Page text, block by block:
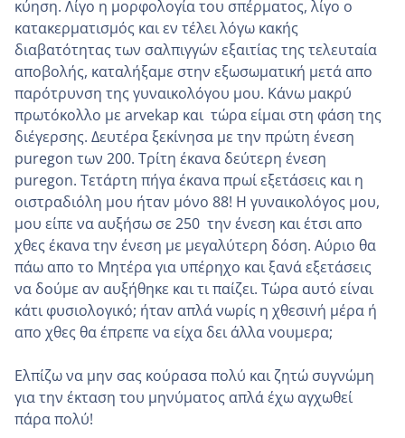
κύηση. Λίγο η μορφολογία του σπέρματος, λίγο ο
κατακερματισμός και εν τέλει λόγω κακής
διαβατότητας των σαλπιγγών εξαιτίας της τελευταία
αποβολής, καταλήξαμε στην εξωσωματική μετά απο
παρότρυνση της γυναικολόγου μου. Κάνω μακρύ
πρωτόκολλο με arvekap και τώρα είμαι στη φάση της
διέγερσης. Δευτέρα ξεκίνησα με την πρώτη ένεση
puregon των 200. Τρίτη έκανα δεύτερη ένεση
puregon. Τετάρτη πήγα έκανα πρωί εξετάσεις και η
οιστραδιόλη μου ήταν μόνο 88! Η γυναικολόγος μου,
μου είπε να αυξήσω σε 250 την ένεση και έτσι απο
χθες έκανα την ένεση με μεγαλύτερη δόση. Αύριο θα
πάω απο το Μητέρα για υπέρηχο και ξανά εξετάσεις
να δούμε αν αυξήθηκε και τι παίζει. Τώρα αυτό είναι
κάτι φυσιολογικό; ήταν απλά νωρίς η χθεσινη΄ μέρα ή
απο χθες θα έπρεπε να είχα δει άλλα νουμερα;
Ελπίζω να μην σας κούρασα πολύ και ζητώ συγνώμη
για την έκταση του μηνύματος απλά έχω αγχωθεί
πάρα πολύ!